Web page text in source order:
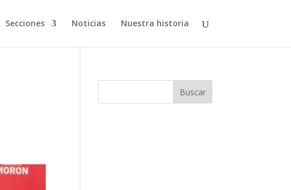
Secciones Noticias Nuestra historia
Buscar